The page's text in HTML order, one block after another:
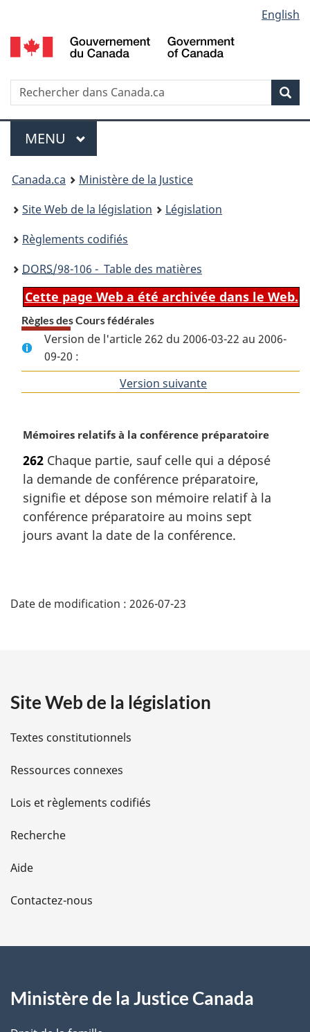
au
contenu
propos
de
la
HTML
simplifiée
selection
English
Recherche
Menu
MENU PRINCIPAL
You
are
here:
Canada.ca
Ministère de la Justice
Site Web de la législation
Législation
Règlements codifiés
DORS/98-106 - Table des matières
Cette page Web a été archivée dans le Web.
Règles des Cours fédérales
Version de l'article 262 du 2006-03-22 au 2006-
09-20 :
Version suivante
N
t
e
m
a
g
l
Mémoires relatifs à la conférence préparatoire
262 Chaque partie, sauf celle qui a déposé
la demande de conférence préparatoire,
signifie et dépose son mémoire relatif à la
conférence préparatoire au moins sept
jours avant la date de la conférence.
é
i
l
s
d
e
l
a
e
Date de modification : 2026-07-23
Site Web de la législation
Textes constitutionnels
Ressources connexes
Lois et règlements codifiés
Recherche
Aide
Contactez-nous
Ministère de la Justice Canada